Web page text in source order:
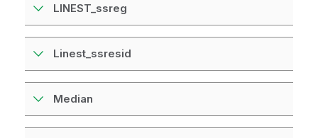
LINEST_ssreg
Linest_ssresid
Median